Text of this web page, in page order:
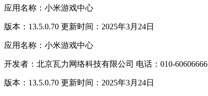
应用名称：小米游戏中心
版本：13.5.0.70 更新时间：2025年3月24日
应用名称：小米游戏中心
开发者：北京瓦力网络科技有限公司 电话：010-60606666
版本：13.5.0.70 更新时间：2025年3月24日